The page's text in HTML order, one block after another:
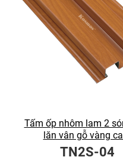
Tấm ốp nhôm lam 2
lăn vân gỗ vàng
TN2S-04